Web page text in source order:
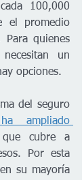
100,000
el promedio
Para quienes
un
opciones.
del seguro
ampliado
cubre a
Por esta
su mayoría